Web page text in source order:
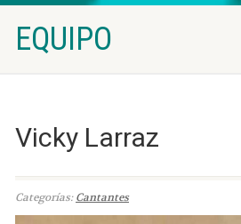
EQUIPO
Vicky Larraz
Categorías:Cantantes